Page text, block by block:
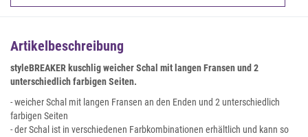
Artikelbeschreibung
styleBREAKER kuschlig weicher Schal mit langen Fransen und 2
unterschiedlich farbigen Seiten.
- weicher Schal mit langen Fransen an den Enden und 2 unterschiedlich
farbigen Seiten
- der Schal ist in verschiedenen Farbkombinationen erhältlich und kann so